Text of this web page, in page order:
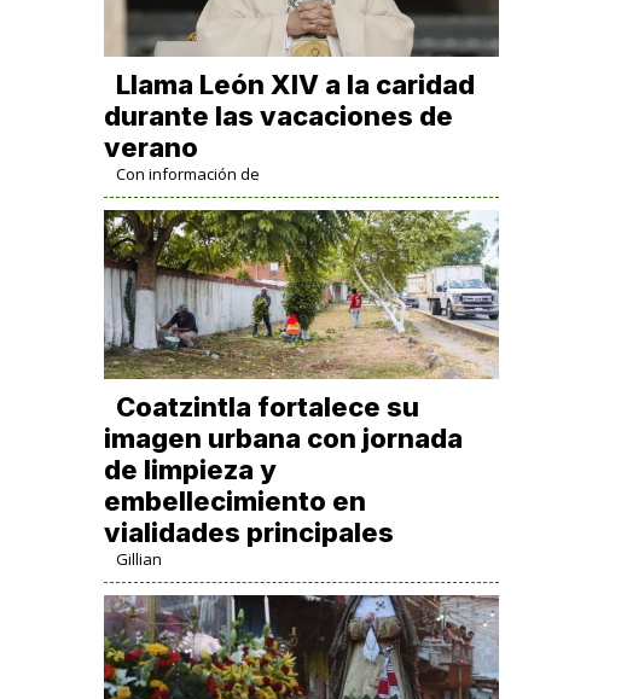
Llama León XIV a la caridad
durante las vacaciones de
verano
Con información de
Coatzintla fortalece su
imagen urbana con jornada
de limpieza y
embellecimiento en
vialidades principales
Gillian